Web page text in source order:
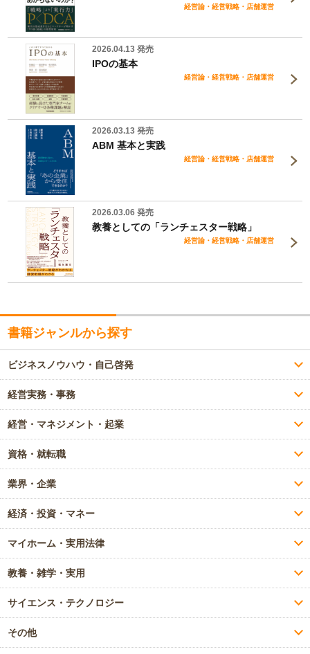
経営論・経営戦略・店舗運営
2026.04.13 発売
IPOの基本
経営論・経営戦略・店舗運営
2026.03.13 発売
ABM 基本と実践
経営論・経営戦略・店舗運営
2026.03.06 発売
教養としての「ランチェスター戦略」
経営論・経営戦略・店舗運営
書籍ジャンルから探す
ビジネスノウハウ・自己啓発
経営実務・事務
経営・マネジメント・起業
資格・就転職
業界・企業
経済・投資・マネー
マイホーム・実用法律
教養・雑学・実用
サイエンス・テクノロジー
その他